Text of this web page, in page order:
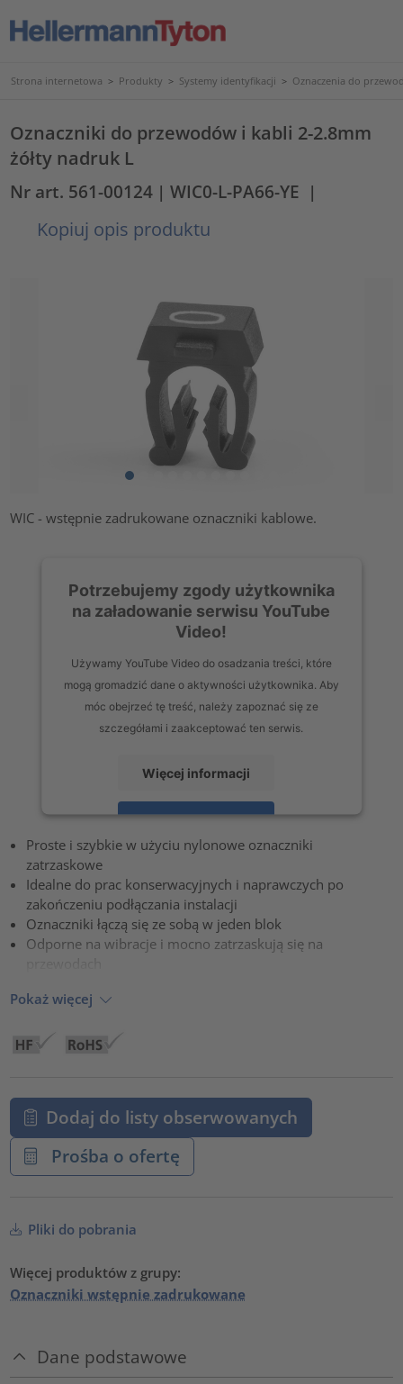
Strona internetowa > Produkty > Systemy identyfikacji > Oznaczenia do
Oznaczniki do przewodów i kabli 2-2.8mm
żółty nadruk L
Nr art. 561-00124 | WIC0-L-PA66-YE |
Kopiuj opis produktu
WIC - wstępnie zadrukowane oznaczniki kablowe.
Potrzebujemy zgody użytkownika
na załadowanie serwisu YouTube
Video!
Używamy YouTube Video do osadzania treści, które
mogą gromadzić dane o aktywności użytkownika. Aby
móc obejrzeć tę treść, należy zapoznać się ze
szczegółami i zaakceptować ten serwis.
Więcej informacji
Zaakceptuj
powered byUsercentrics Consent Management Platform
Proste i szybkie w użyciu nylonowe oznaczniki
zatrzaskowe
Idealne do prac konserwacyjnych i naprawczych po
zakończeniu podłączania instalacji
Oznaczniki łączą się ze sobą w jeden blok
Odporne na wibracje i mocno zatrzaskują się na
Pokaż więcej
Dodaj do listy obserwowanych
Prośba o ofertę
Pliki do pobrania
Więcej produktów z grupy:
Oznaczniki wstępnie zadrukowane
Dane podstawowe